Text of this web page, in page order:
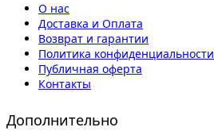
О нас
Доставка и Оплата
Возврат и гарантии
Политика конфиденциальности
Публичная оферта
Контакты
Дополнительно